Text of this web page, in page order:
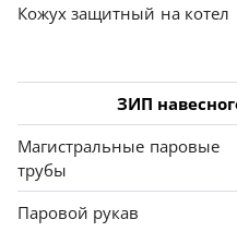
Кожух защитный на котел
ЗИП
Магистральные паровые
трубы
Паровой рукав